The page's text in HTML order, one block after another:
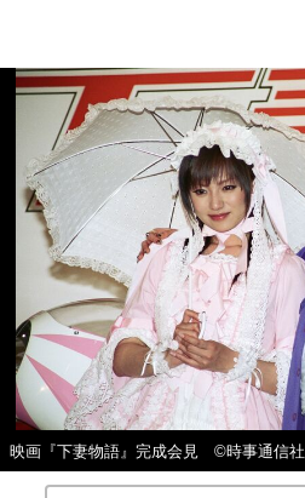
映画『下妻物語』完成会見 ©時事通信社